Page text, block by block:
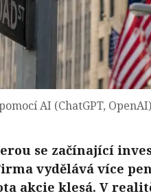
AI (ChatGPT, OpenAI)
se začínající
vydělává více
akcie klesá. V